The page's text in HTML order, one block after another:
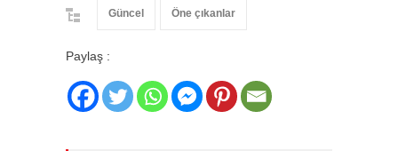
Güncel Öne çıkanlar
Paylaş :